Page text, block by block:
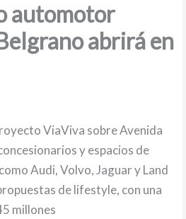
automotor
abrirá en
ViaViva sobre Avenida
y espacios de
Audi, Volvo, Jaguar y Land
de lifestyle, con una
millones